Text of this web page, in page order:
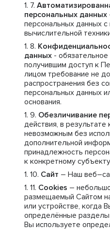
персональных данных
персональных данных
вычислительной
данных -
получившим доступ к
лицом требование не
распространения без
персональных данных
основания.
Обезличивание
действия, в результате
невозможным без
дополнительной
принадлежность
к конкретному
Сайт – Наш
Cookies –
размещаемый Сайтом
или устройстве, когда
определённые разделы
Вы используете